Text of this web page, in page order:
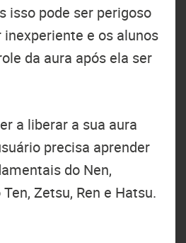
isso pode ser perigoso
e os alunos
da aura após ela ser
a liberar a sua aura
precisa aprender
do Nen,
Zetsu, Ren e Hatsu.